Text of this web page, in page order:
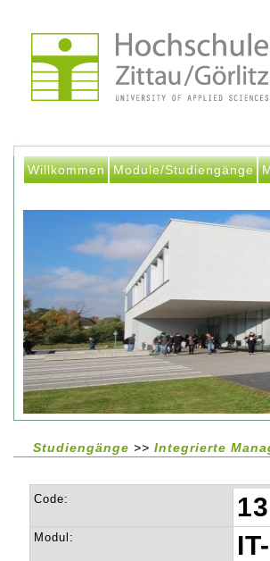
Willkommen Module/Studiengänge
Studiengänge >>Integrierte
Code:
Modul: